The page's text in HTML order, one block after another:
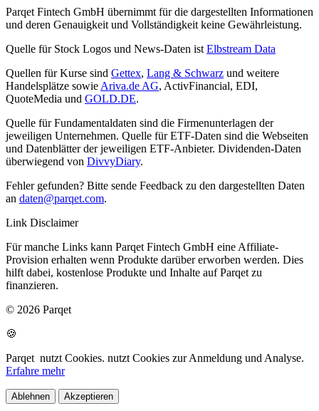
Parqet Fintech GmbH übernimmt für die dargestellten Informationen
und deren Genauigkeit und Vollständigkeit keine Gewährleistung.
Quelle für Stock Logos und News-Daten ist Elbstream Data
Quellen für Kurse sind Gettex, Lang & Schwarz und weitere
Handelsplätze sowie Ariva.de AG, ActivFinancial, EDI,
QuoteMedia und GOLD.DE.
Quelle für Fundamentaldaten sind die Firmenunterlagen der
jeweiligen Unternehmen. Quelle für ETF-Daten sind die Webseiten
und Datenblätter der jeweiligen ETF-Anbieter. Dividenden-Daten
überwiegend von DivvyDiary.
Fehler gefunden? Bitte sende Feedback zu den dargestellten Daten
an daten@parqet.com.
Link Disclaimer
Für manche Links kann Parqet Fintech GmbH eine Affiliate-
Provision erhalten wenn Produkte darüber erworben werden. Dies
hilft dabei, kostenlose Produkte und Inhalte auf Parqet zu
finanzieren.
© 2026 Parqet
🍪
Parqet nutzt Cookies. nutzt Cookies zur Anmeldung und Analyse.
Erfahre mehr
Ablehnen Akzeptieren